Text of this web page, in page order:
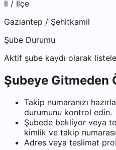
İl / İlçe
Gaziantep / Şehitkamil
Şube Durumu
Aktif şube kaydı olarak
Şubeye Gitmeden
Takip numaranızı
durumunu kontrol edin.
Şubede bekliyor veya
kimlik ve takip
Adres veya teslimat